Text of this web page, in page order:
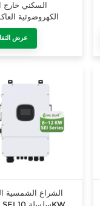
السكني خارج
الكهروضوئية
1KW إلى 12KW
عرض
الشراع الشمسية